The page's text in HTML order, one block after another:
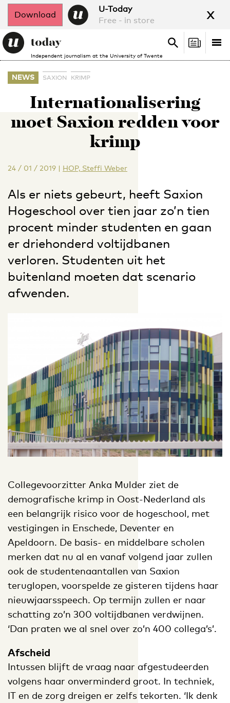
Download
U-Today
Free - in store
x
Independent journalism at the University of Twente
Search
Search
NEWS SAXION KRIMP
Internationalisering
moet Saxion redden voor
krimp
24 / 01 / 2019 | HOP, Steffi Weber
Als er niets gebeurt, heeft Saxion
Hogeschool over tien jaar zo’n tien
procent minder studenten en gaan
er driehonderd voltijdbanen
verloren. Studenten uit het
buitenland moeten dat scenario
afwenden.
Collegevoorzitter Anka Mulder ziet de
demografische krimp in Oost-Nederland als
een belangrijk risico voor de hogeschool, met
vestigingen in Enschede, Deventer en
Apeldoorn. De basis- en middelbare scholen
merken dat nu al en vanaf volgend jaar zullen
ook de studentenaantallen van Saxion
teruglopen, voorspelde ze gisteren tijdens haar
nieuwjaarsspeech. Op termijn zullen er naar
schatting zo’n 300 voltijdbanen verdwijnen.
‘Dan praten we al snel over zo’n 400 collega’s’.
Afscheid
Intussen blijft de vraag naar afgestudeerden
volgens haar onverminderd groot. In techniek,
IT en de zorg dreigen er zelfs tekorten. ‘Ik denk